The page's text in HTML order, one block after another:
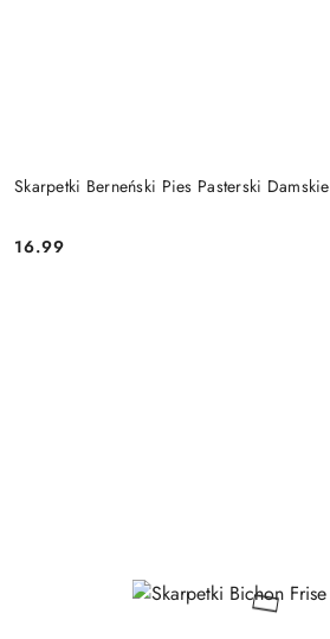
Skarpetki Berneński Pies Pasterski Damskie
Cena:
16.99